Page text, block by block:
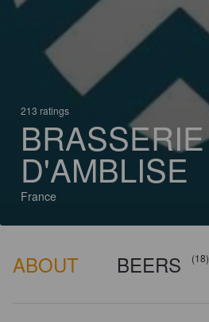
213 ratings
BRASSERIE
D'AMBLISE
France
ABOUT BEERS (18)